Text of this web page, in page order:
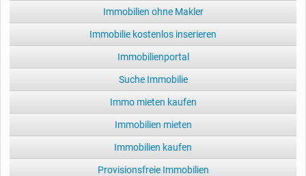
Immobilien ohne Makler
Immobilie kostenlos inserieren
Immobilienportal
Suche Immobilie
Immo mieten kaufen
Immobilien mieten
Immobilien kaufen
Provisionsfreie Immobilien